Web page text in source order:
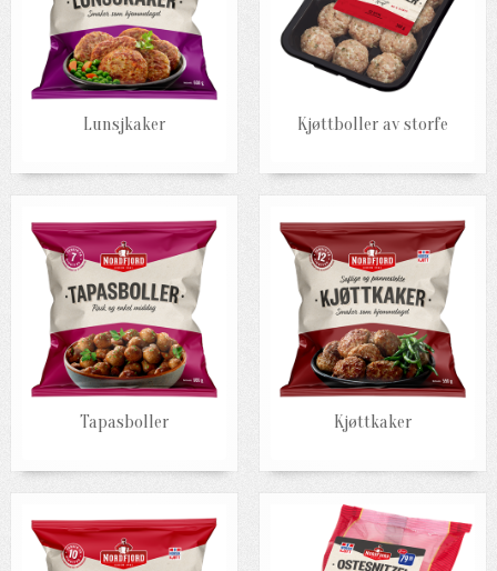
Lunsjkaker Kjøttboller av storfe
Tapasboller Kjøttkaker